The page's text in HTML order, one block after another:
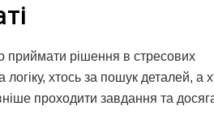
приймати рішення в стресових
хтось за пошук деталей, а
проходити завдання та